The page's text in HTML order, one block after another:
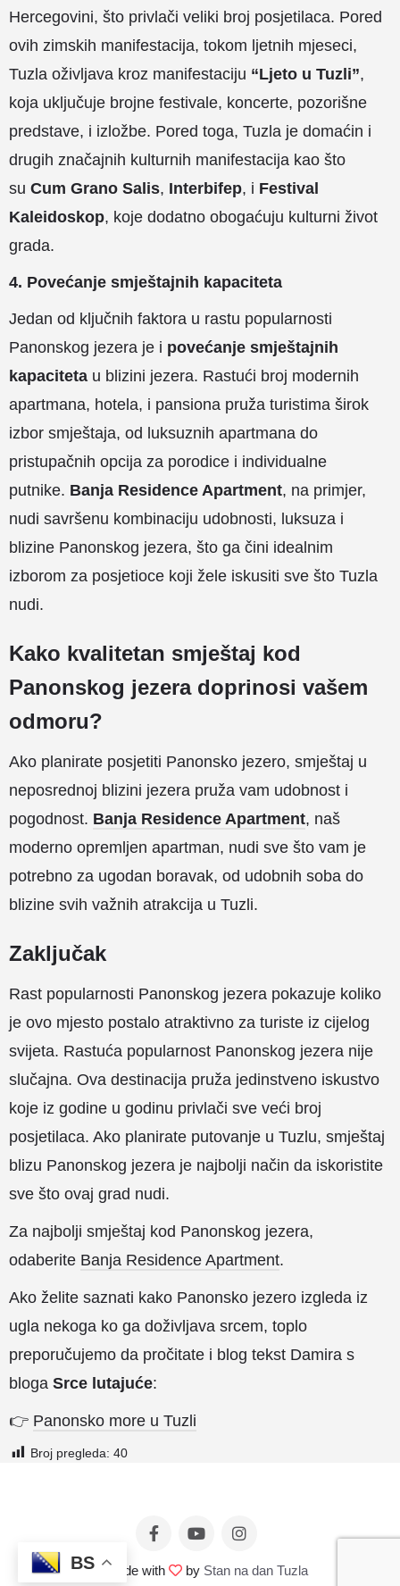
Hercegovini, što privlači veliki broj posjetilaca. Pored
ovih zimskih manifestacija, tokom ljetnih mjeseci,
Tuzla oživljava kroz manifestaciju “Ljeto u Tuzli”,
koja uključuje brojne festivale, koncerte, pozorišne
predstave, i izložbe. Pored toga, Tuzla je domaćin i
drugih značajnih kulturnih manifestacija kao što
su Cum Grano Salis, Interbifep, i Festival
Kaleidoskop, koje dodatno obogaćuju kulturni život
grada​.
4. Povećanje smještajnih kapaciteta
Jedan od ključnih faktora u rastu popularnosti
Panonskog jezera je i povećanje smještajnih
kapaciteta u blizini jezera. Rastući broj modernih
apartmana, hotela, i pansiona pruža turistima širok
izbor smještaja, od luksuznih apartmana do
pristupačnih opcija za porodice i individualne
putnike. Banja Residence Apartment, na primjer,
nudi savršenu kombinaciju udobnosti, luksuza i
blizine Panonskog jezera, što ga čini idealnim
izborom za posjetioce koji žele iskusiti sve što Tuzla
nudi.
Kako kvalitetan smještaj kod
Panonskog jezera doprinosi vašem
odmoru?
Ako planirate posjetiti Panonsko jezero, smještaj u
neposrednoj blizini jezera pruža vam udobnost i
pogodnost. Banja Residence Apartment, naš
moderno opremljen apartman, nudi sve što vam je
potrebno za ugodan boravak, od udobnih soba do
blizine svih važnih atrakcija u Tuzli.
Zaključak
Rast popularnosti Panonskog jezera pokazuje koliko
je ovo mjesto postalo atraktivno za turiste iz cijelog
svijeta. Rastuća popularnost Panonskog jezera nije
slučajna. Ova destinacija pruža jedinstveno iskustvo
koje iz godine u godinu privlači sve veći broj
posjetilaca. Ako planirate putovanje u Tuzlu, smještaj
blizu Panonskog jezera je najbolji način da iskoristite
sve što ovaj grad nudi.
Za najbolji smještaj kod Panonskog jezera,
odaberite Banja Residence Apartment.
Ako želite saznati kako Panonsko jezero izgleda iz
ugla nekoga ko ga doživljava srcem, toplo
preporučujemo da pročitate i blog tekst Damira s
bloga Srce lutajuće:
👉 Panonsko more u Tuzli
Broj pregleda: 40
© Made with by Stan na dan Tuzla
BS